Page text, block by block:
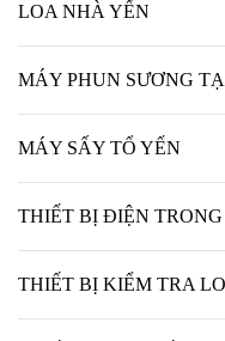
LOA NHÀ YẾN
MÁY PHUN SƯƠNG
MÁY SẤY TỔ YẾN
THIẾT BỊ ĐIỆN
THIẾT BỊ KIỂM TRA